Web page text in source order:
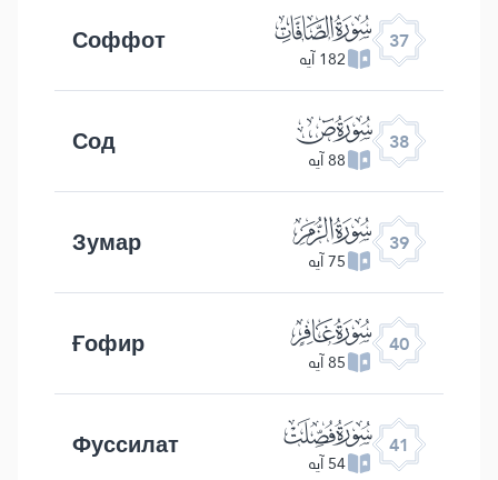
37 ﮱ
182 آیه Соффот
38 ﯓ
88 آیه Сод
39 ﯔ
75 آیه Зумар
40 ﯕ
85 آیه Ғофир
41 ﯖ
54 آیه Фуссилат